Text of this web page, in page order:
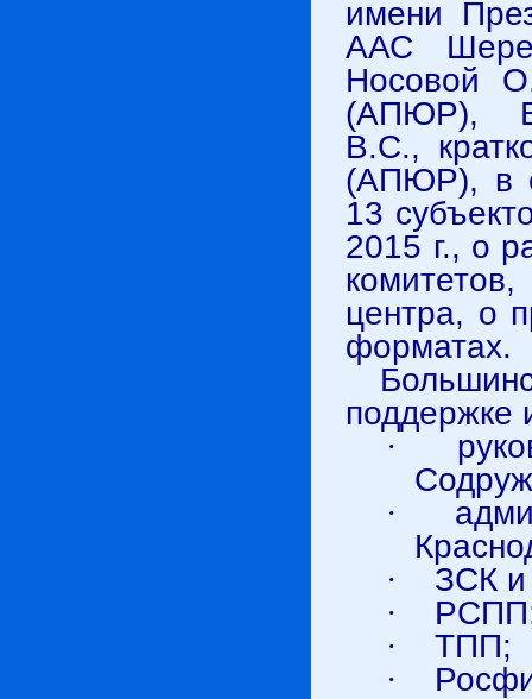
имени
ААС
Носовой
(АПЮР),
В.С.,
(АПЮР), в
13
2015 г., о
центра, о
форматах.
поддержке
·
·
·
ЗСК и
·
·
ТПП;
·